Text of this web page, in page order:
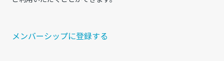
メンバーシップに登録する